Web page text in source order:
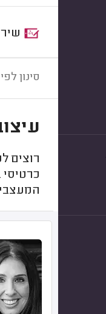
סינון
רוצים
כרטיסי